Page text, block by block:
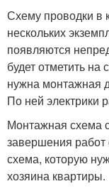
Схему проводки в
нескольких
появляются
будет отметить
нужна монтажная
По ней электрики
Монтажная схема
завершения работ
схема, которую
хозяина квартиры.